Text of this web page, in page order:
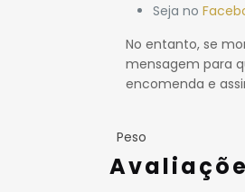
Seja no
No entanto, se
mensagem para
encomenda e
Peso